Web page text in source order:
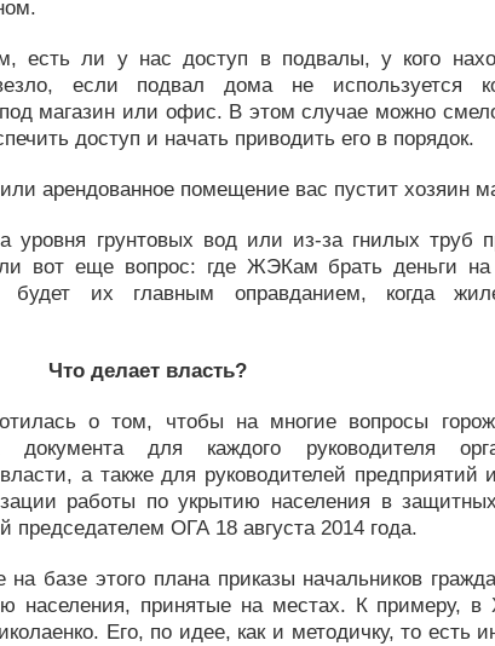
есть ли у нас доступ в подвалы, у кого
если подвал дома не используется
магазин или офис. В этом случае можно
доступ и начать приводить его в порядок.
арендованное помещение вас пустит хозяин
уровня грунтовых вод или из-за гнилых труб
вот еще вопрос: где ЖЭКам брать деньги на
будет их главным оправданием, когда
Что делает власть?
о том, чтобы на многие вопросы
для каждого руководителя
а также для руководителей предприятий
работы по укрытию населения в
председателем ОГА 18 августа 2014 года.
базе этого плана приказы начальников
населения, принятые на местах. К примеру, в
Его, по идее, как и методичку, то есть